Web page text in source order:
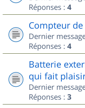
Réponses : 4
Compteur
Dernier
Réponses : 4
Batterie
qui fait
Dernier
Réponses : 3